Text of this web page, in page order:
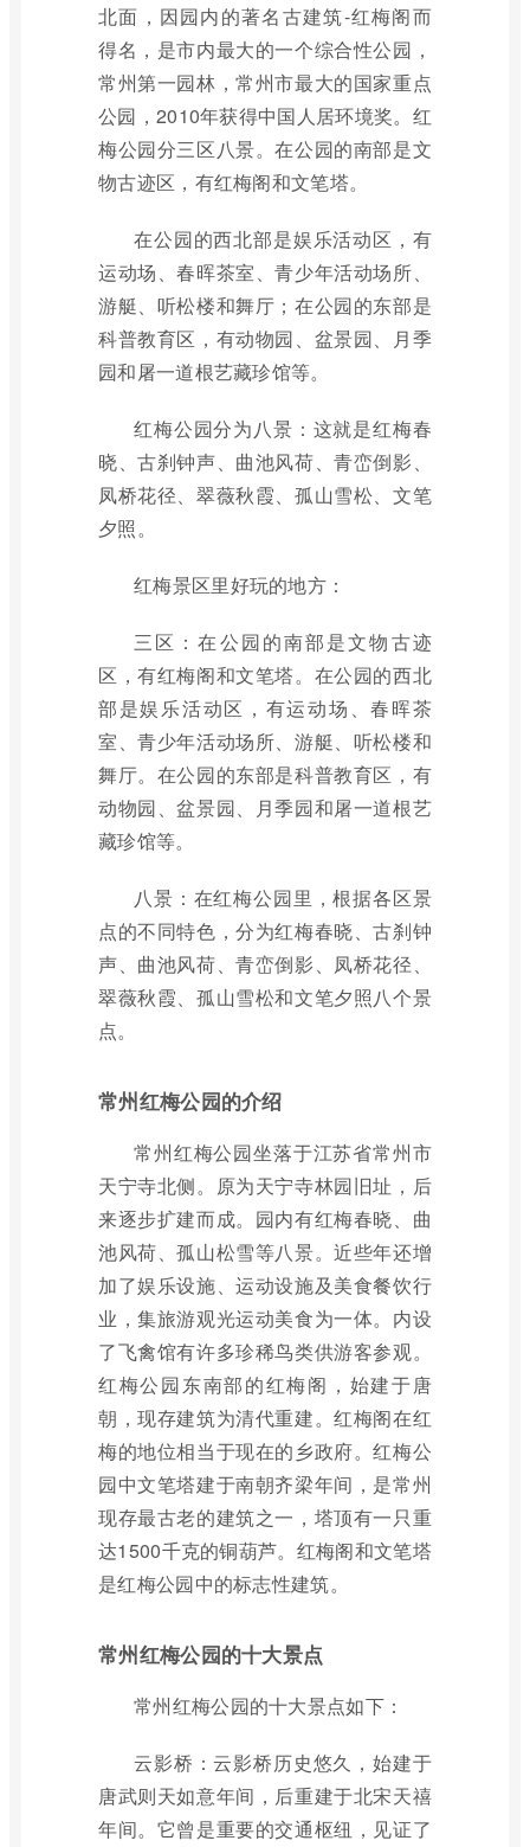
北面，因园内的著名古建筑-红梅阁而
得名，是市内最大的一个综合性公园，
常州第一园林，常州市最大的国家重点
公园，2010年获得中国人居环境奖。红
梅公园分三区八景。在公园的南部是文
物古迹区，有红梅阁和文笔塔。
在公园的西北部是娱乐活动区，有
运动场、春晖茶室、青少年活动场所、
游艇、听松楼和舞厅；在公园的东部是
科普教育区，有动物园、盆景园、月季
园和屠一道根艺藏珍馆等。
红梅公园分为八景：这就是红梅春
晓、古刹钟声、曲池风荷、青峦倒影、
凤桥花径、翠薇秋霞、孤山雪松、文笔
夕照。
红梅景区里好玩的地方：
三区：在公园的南部是文物古迹
区，有红梅阁和文笔塔。在公园的西北
部是娱乐活动区，有运动场、春晖茶
室、青少年活动场所、游艇、听松楼和
舞厅。在公园的东部是科普教育区，有
动物园、盆景园、月季园和屠一道根艺
藏珍馆等。
八景：在红梅公园里，根据各区景
点的不同特色，分为红梅春晓、古刹钟
声、曲池风荷、青峦倒影、凤桥花径、
翠薇秋霞、孤山雪松和文笔夕照八个景
点。
常州红梅公园的介绍
常州红梅公园坐落于江苏省常州市
天宁寺北侧。原为天宁寺林园旧址，后
来逐步扩建而成。园内有红梅春晓、曲
池风荷、孤山松雪等八景。近些年还增
加了娱乐设施、运动设施及美食餐饮行
业，集旅游观光运动美食为一体。内设
了飞禽馆有许多珍稀鸟类供游客参观。
红梅公园东南部的红梅阁，始建于唐
朝，现存建筑为清代重建。红梅阁在红
梅的地位相当于现在的乡政府。红梅公
园中文笔塔建于南朝齐梁年间，是常州
现存最古老的建筑之一，塔顶有一只重
达1500千克的铜葫芦。红梅阁和文笔塔
是红梅公园中的标志性建筑。
常州红梅公园的十大景点
常州红梅公园的十大景点如下：
云影桥：云影桥历史悠久，始建于
唐武则天如意年间，后重建于北宋天禧
年间。它曾是重要的交通枢纽，见证了